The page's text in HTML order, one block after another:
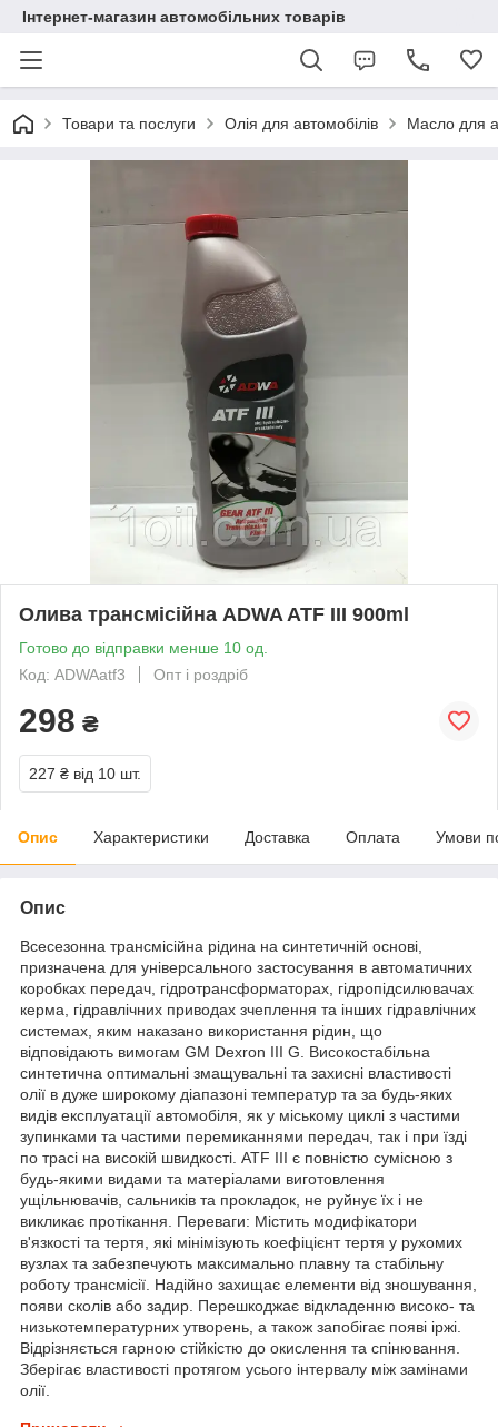
Інтернет-магазин автомобільних товарів
Товари та послуги Олія для автомобілів Масло для
Олива трансмісійна ADWA ATF III 900ml
Готово до відправки менше 10 од.
Код: ADWAatf3
Опт і роздріб
298 ₴
227 ₴ від 10 шт.
Опис Характеристики Доставка Оплата Умови
Опис
Всесезонна трансмісійна рідина на синтетичній основі,
призначена для універсального застосування в автоматичних
коробках передач, гідротрансформаторах, гідропідсилювачах
керма, гідравлічних приводах зчеплення та інших гідравлічних
системах, яким наказано використання рідин, що
відповідають вимогам GM Dexron III G. Високостабільна
синтетична оптимальні змащувальні та захисні властивості
олії в дуже широкому діапазоні температур та за будь-яких
видів експлуатації автомобіля, як у міському циклі з частими
зупинками та частими перемиканнями передач, так і при їзді
по трасі на високій швидкості. ATF III є повністю сумісною з
будь-якими видами та матеріалами виготовлення
ущільнювачів, сальників та прокладок, не руйнує їх і не
викликає протікання. Переваги: Містить модифікатори
в'язкості та тертя, які мінімізують коефіцієнт тертя у рухомих
вузлах та забезпечують максимально плавну та стабільну
роботу трансмісії. Надійно захищає елементи від зношування,
появи сколів або задир. Перешкоджає відкладенню високо- та
низькотемпературних утворень, а також запобігає появі іржі.
Відрізняється гарною стійкістю до окислення та спінювання.
Зберігає властивості протягом усього інтервалу між замінами
олії.